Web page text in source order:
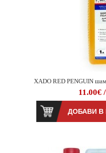
XADO RED PENGUIN
11.00€